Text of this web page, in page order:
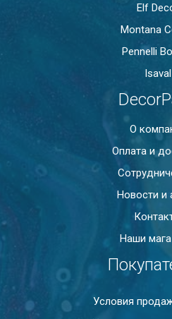
Elf
Montana
Pennelli
Isaval
О
Оплата и
Новости и
Наши
Условия